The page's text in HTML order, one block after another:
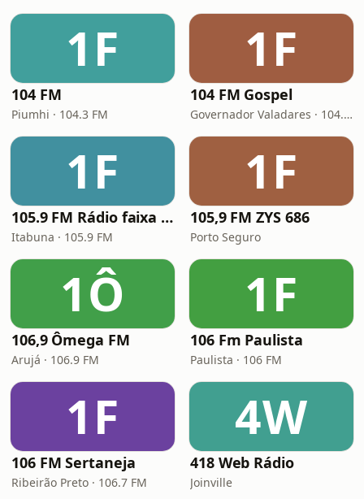
1F
104 FM
Piumhi · 104.3 FM
1F
104 FM Gospel
Governador Valadares · 104.9 FM
1F
105.9 FM Rádio faixa comunitária
Itabuna · 105.9 FM
1F
105,9 FM ZYS 686
Porto Seguro
1Ô
106,9 Ômega FM
Arujá · 106.9 FM
1F
106 Fm Paulista
Paulista · 106 FM
1F
106 FM Sertaneja
Ribeirão Preto · 106.7 FM
4W
418 Web Rádio
Joinville